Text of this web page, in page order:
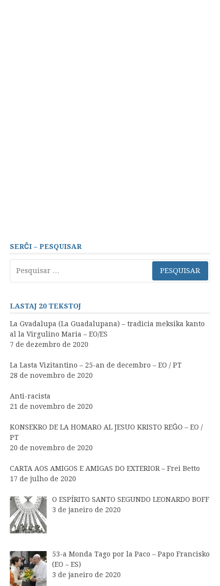
SERĈI – PESQUISAR
por:
LASTAJ 20 TEKSTOJ
La Gvadalupa (La Guadalupana) – tradicia meksika kanto
al la Virgulino Maria – EO/ES
7 de dezembro de 2020
La Lasta Vizitantino – 25-an de decembro – EO / PT
28 de novembro de 2020
Anti-racista
21 de novembro de 2020
KONSEKRO DE LA HOMARO AL JESUO KRISTO REĜO – EO /
PT
20 de novembro de 2020
CARTA AOS AMIGOS E AMIGAS DO EXTERIOR – Frei Betto
17 de julho de 2020
O ESPÍRITO SANTO SEGUNDO LEONARDO BOFF
3 de janeiro de 2020
53-a Monda Tago por la Paco – Papo Francisko
(EO – ES)
3 de janeiro de 2020